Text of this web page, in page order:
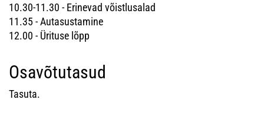
10.30-11.30 - Erinevad võistlusalad
11.35 - Autasustamine
12.00 - Ürituse lõpp
Osavõtutasud
Tasuta.